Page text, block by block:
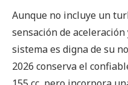
Aunque no incluye un
sensación de
sistema es digna de su
2026 conserva el